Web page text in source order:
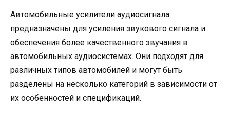
Автомобильные усилители аудиосигнала
предназначены для усиления звукового сигнала и
обеспечения более качественного звучания в
автомобильных аудиосистемах. Они подходят для
различных типов автомобилей и могут быть
разделены на несколько категорий в зависимости от
их особенностей и спецификаций.